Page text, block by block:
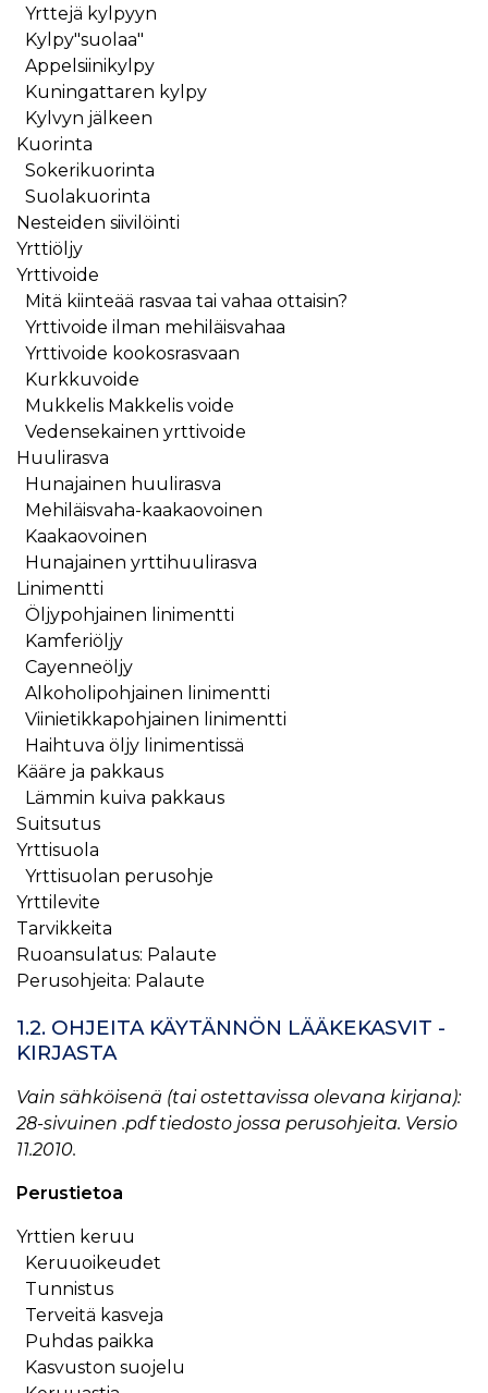
Yrttejä kylpyyn
Kylpy"suolaa"
Appelsiinikylpy
Kuningattaren kylpy
Kylvyn jälkeen
Kuorinta
Sokerikuorinta
Suolakuorinta
Nesteiden siivilöinti
Yrttiöljy
Yrttivoide
Mitä kiinteää rasvaa tai vahaa ottaisin?
Yrttivoide ilman mehiläisvahaa
Yrttivoide kookosrasvaan
Kurkkuvoide
Mukkelis Makkelis voide
Vedensekainen yrttivoide
Huulirasva
Hunajainen huulirasva
Mehiläisvaha-kaakaovoinen
Kaakaovoinen
Hunajainen yrttihuulirasva
Linimentti
Öljypohjainen linimentti
Kamferiöljy
Cayenneöljy
Alkoholipohjainen linimentti
Viinietikkapohjainen linimentti
Haihtuva öljy linimentissä
Kääre ja pakkaus
Lämmin kuiva pakkaus
Suitsutus
Yrttisuola
Yrttisuolan perusohje
Yrttilevite
Tarvikkeita
Ruoansulatus: Palaute
Perusohjeita: Palaute
1.2. OHJEITA KÄYTÄNNÖN LÄÄKEKASVIT -
KIRJASTA
Vain sähköisenä (tai ostettavissa olevana kirjana):
28-sivuinen .pdf tiedosto jossa perusohjeita. Versio
11.2010.
Perustietoa
Yrttien keruu
Keruuoikeudet
Tunnistus
Terveitä kasveja
Puhdas paikka
Kasvuston suojelu